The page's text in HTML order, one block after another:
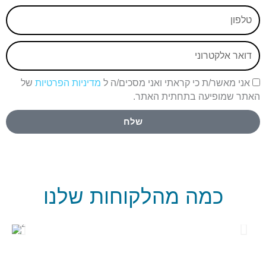
טלפון
אימייל
אימיילאני מאשר/ת כי קראתי ואני מסכים/ה ל מדיניות הפרטיות של
האתר שמופיעה בתחתית האתר.
שלח
כמה מהלקוחות שלנו